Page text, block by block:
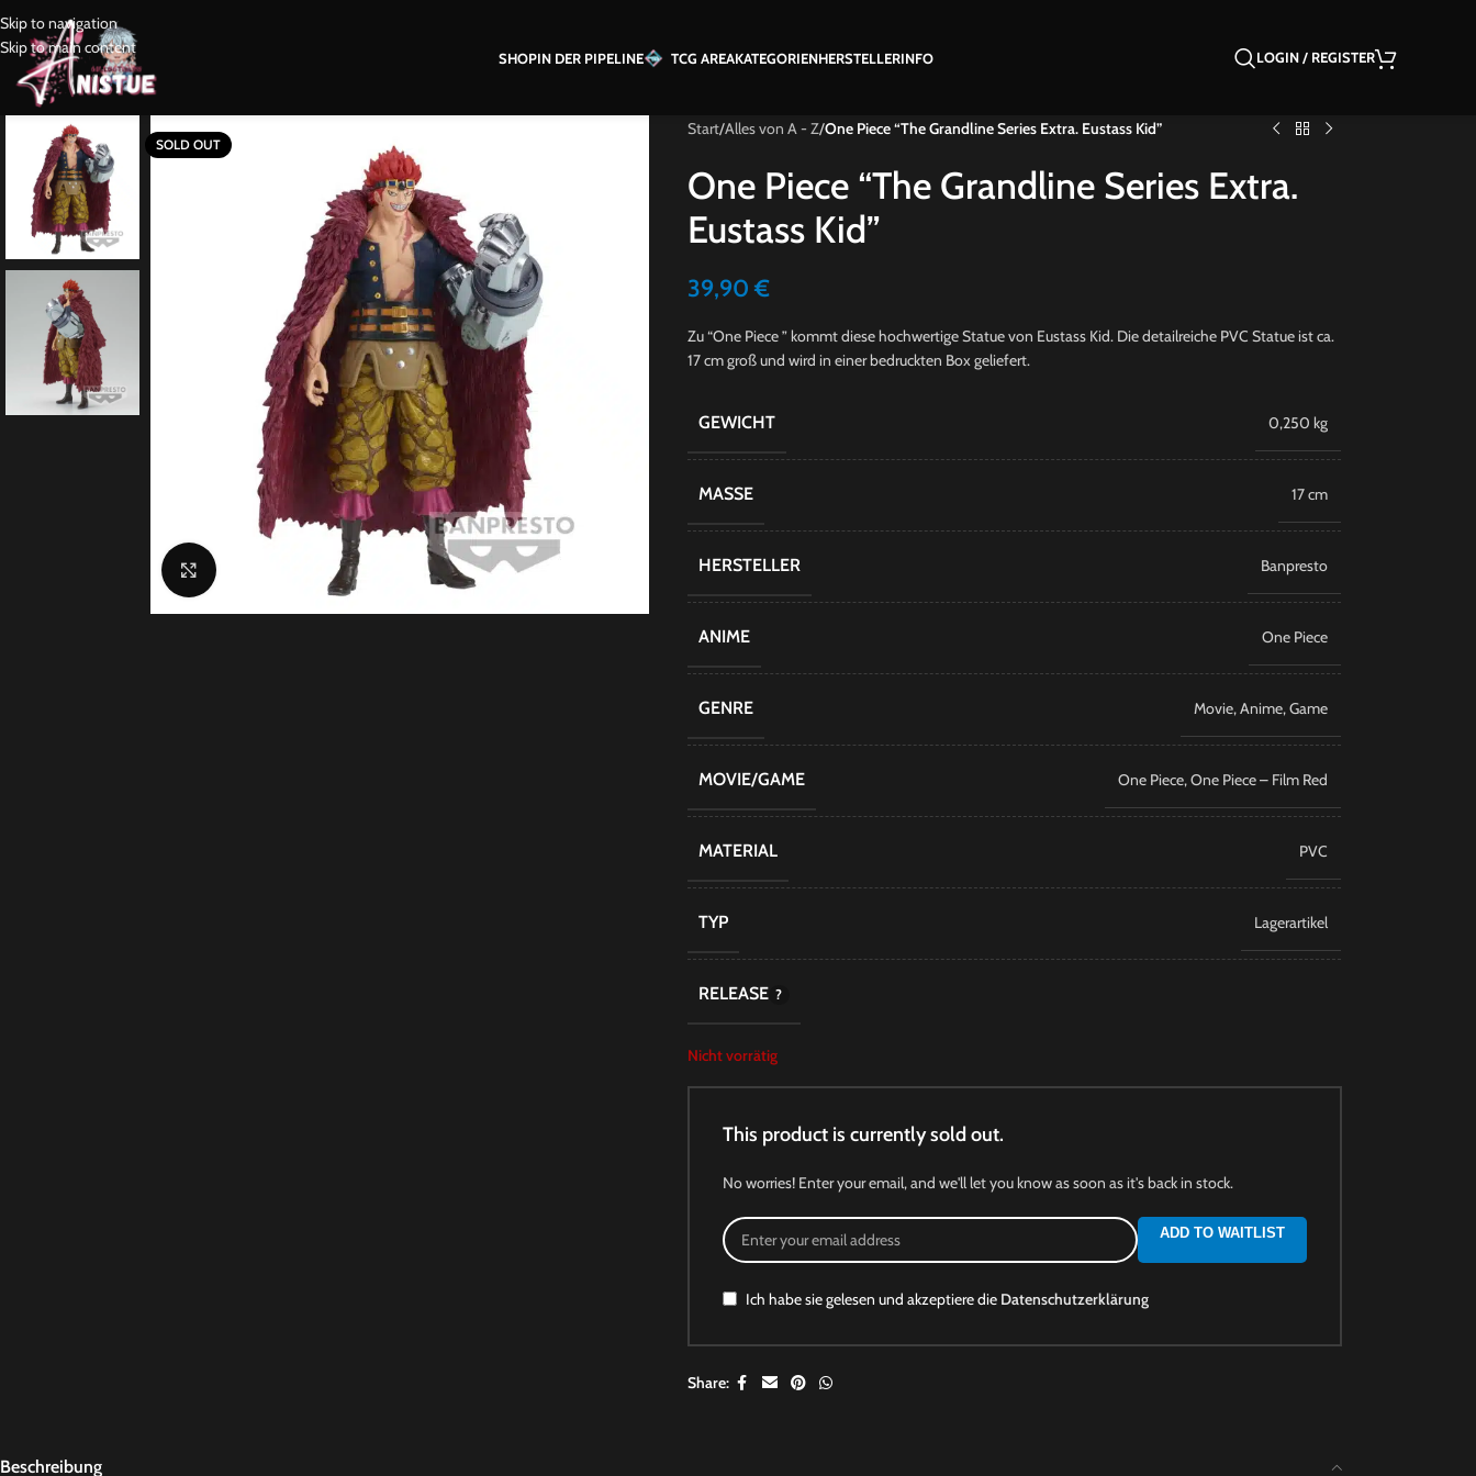
Skip to navigation
Skip to main content
SHOPIN DER PIPELINE TCG AREAKATEGORIENHERSTELLERINFO LOGIN / REGISTER
SOLD OUT
Start/Alles von A - Z/One Piece “The Grandline Series Extra. Eustass Kid”
One Piece “The Grandline Series Extra.
Eustass Kid”
39,90€
Zu “One Piece ” kommt diese hochwertige Statue von Eustass Kid. Die detailreiche PVC Statue ist ca.
17 cm groß und wird in einer bedruckten Box geliefert.
GEWICHT 0,250 kg
MASSE 17 cm
HERSTELLER Banpresto
ANIME ​One Piece
GENRE Movie,Anime,Game
MOVIE/GAME One Piece,One Piece – Film Red
MATERIAL PVC
TYP Lagerartikel
RELEASE
Nicht vorrätig
This product is currently sold out.
No worries! Enter your email, and we'll let you know as soon as it's back in stock.
ADD TO WAITLIST
Ich habe sie gelesen und akzeptiere die Datenschutzerklärung
Share:
Beschreibung